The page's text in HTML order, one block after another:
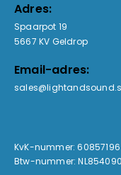
Adres:
Spaarpot 19
5667 KV Geldrop
Email-adres:
KvK-nummer: 60857196
Btw-nummer: